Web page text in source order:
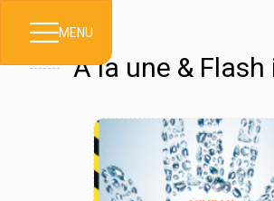
MENU
À la une &